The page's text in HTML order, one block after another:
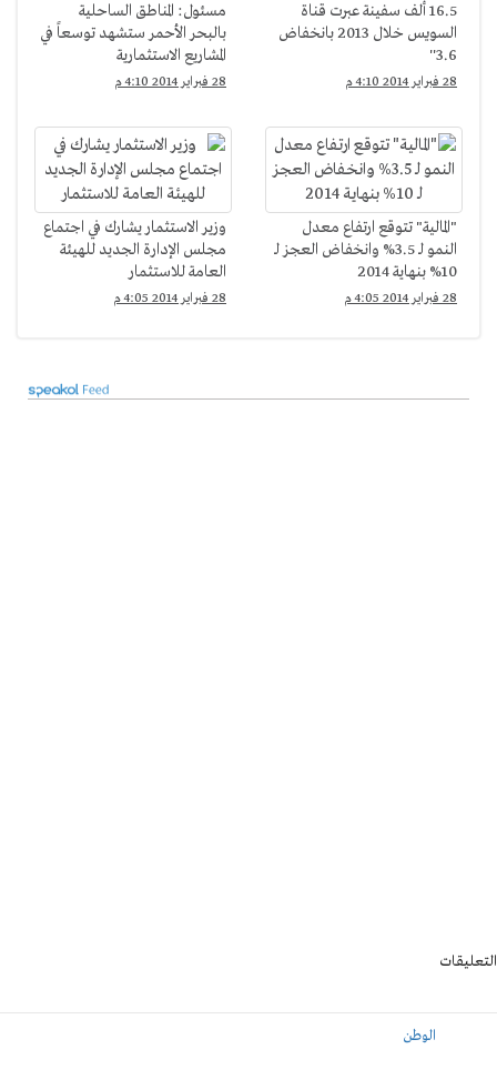
16.5 ألف سفينة عبرت قناة
السويس خلال 2013 بانخفاض
3.6''
28 فبراير 2014 4:10 م
مسئول: المناطق الساحلية
بالبحر الأحمر ستشهد توسعاً في
المشاريع الاستثمارية
28 فبراير 2014 4:10 م
"المالية" تتوقع ارتفاع معدل
النمو لـ 3.5% وانخفاض العجز لـ
10% بنهاية 2014
28 فبراير 2014 4:05 م
وزير الاستثمار يشارك في اجتماع
مجلس الإدارة الجديد للهيئة
العامة للاستثمار
28 فبراير 2014 4:05 م
التعليقات
الوطن